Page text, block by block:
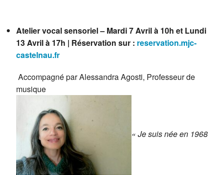
Atelier vocal sensoriel – Mardi 7 Avril à 10h et Lundi
13 Avril à 17h | Réservation sur : reservation.mjc-
castelnau.fr
Accompagné par Alessandra Agosti, Professeur de
musique
« Je suis née en 1968